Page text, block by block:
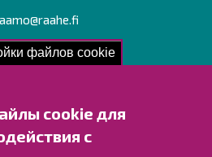
файлов cookie
cookie для
с
1791817-6
с нами!
отзыв